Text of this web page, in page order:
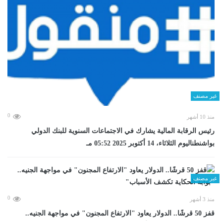
غير مصنف
منذ 10 أشهر 0
رئيس الرقابة المالية يشارك في الاجتماعات السنوية للبنك الدولي
بواشنطناليوم الثلاثاء، 14 أكتوبر 2025 05:52 مـ
غير مصنف
منذ 3 أشهر 0
قفز 50 قرشًا.. الدولار يعاود "الارتفاع المجنون" في مواجهة الجنيه..